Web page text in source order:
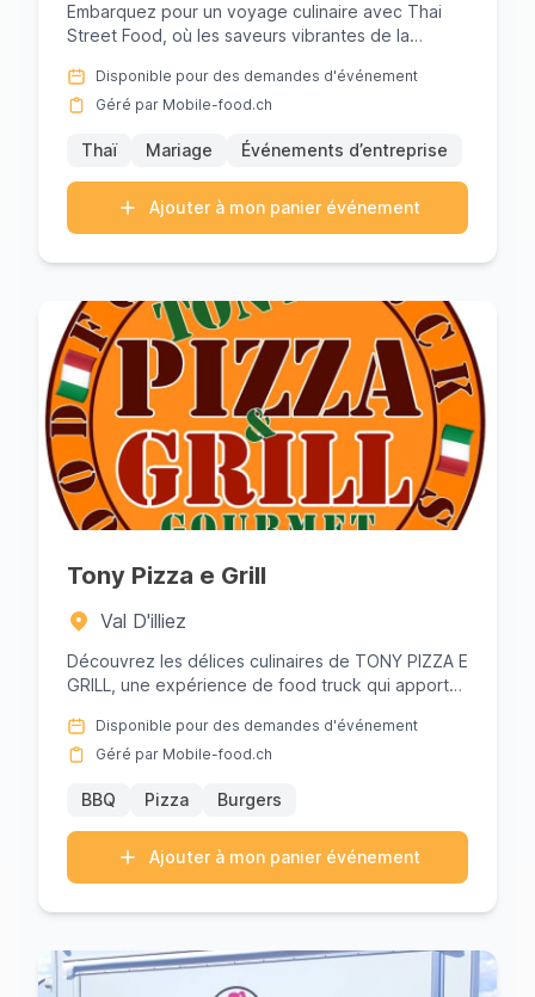
Embarquez pour un voyage culinaire avec Thai
Street Food, où les saveurs vibrantes de la
Disponible pour des demandes d'événement
Géré par Mobile-food.ch
Thaï Mariage Événements d’entreprise
Ajouter à mon panier événement
Tony Pizza e Grill
Val D'illiez
Découvrez les délices culinaires de TONY PIZZA E
GRILL, une expérience de food truck qui apporte
Disponible pour des demandes d'événement
Géré par Mobile-food.ch
BBQ Pizza Burgers
Ajouter à mon panier événement